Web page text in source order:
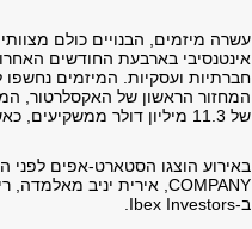
עשרה מיזמים, הבנויים כולם
אינטנסיבי בארבעת החודשים
חברתיות ועסקיות. המיזמים נחשפו
המחזור הראשון של האקסלרטור,
של 11.3 מיליון דולר ממשקיעים, כאשר שלושה מהם פועלים היום בזירה הבינלאומית.
באירוע הוצגו הסטארט-אפים לפני
COMPANY , אירית יניב מאלמדה,
ב-Ibex Investors